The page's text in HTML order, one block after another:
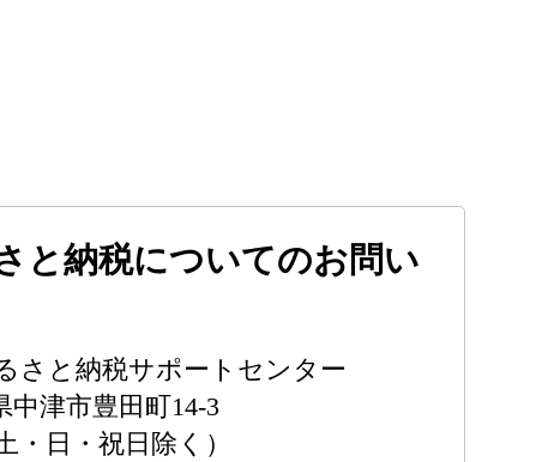
と納税についてのお問い
さと納税サポートセンター
津市豊田町14-3
・日・祝日除く）